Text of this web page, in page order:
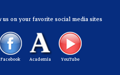
on your favorite social media sites
YouTube
Academia
Facebook